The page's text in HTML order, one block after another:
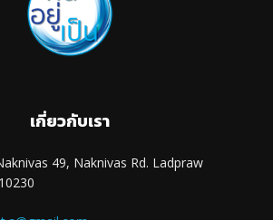
เกี่ยวกับเรา
49, Naknivas Rd. Ladpraw